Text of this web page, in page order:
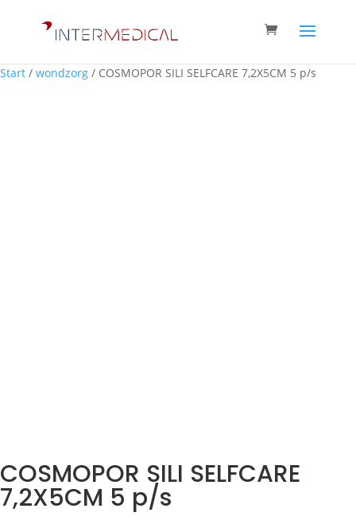
Start / wondzorg / COSMOPOR SILI SELFCARE 7,2X5CM 5 p/s
COSMOPOR SILI SELFCARE
7,2X5CM 5 p/s